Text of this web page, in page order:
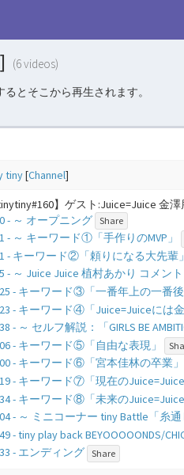
(6 videos)
とそこから再生されます。
tiny[Channel]
tinytiny#160】ゲスト:Juice=Juice 金
- ​～ オープニング
Share
- ​～ キーワード①「手作りのMVP」
- キーワード②「頼りになる大先輩」
- ​～ Juice Juice 植村あかり コメント
- キーワード③「一番年上の一番後
- キーワード④「Juice=Juiceには
- ​～ セルフ解説：「GIRLS BE
- キーワード⑤「自由な表現」
- キーワード⑥「宮本佳林の卒業」
- キーワード⑦「現在のJuice=Juice
- キーワード⑧「未来のJuice=Juice
- ​～ ミニコーナー tiny Battle「糸通
- tiny play back BEYOOOOONDS/
- エンディング Share